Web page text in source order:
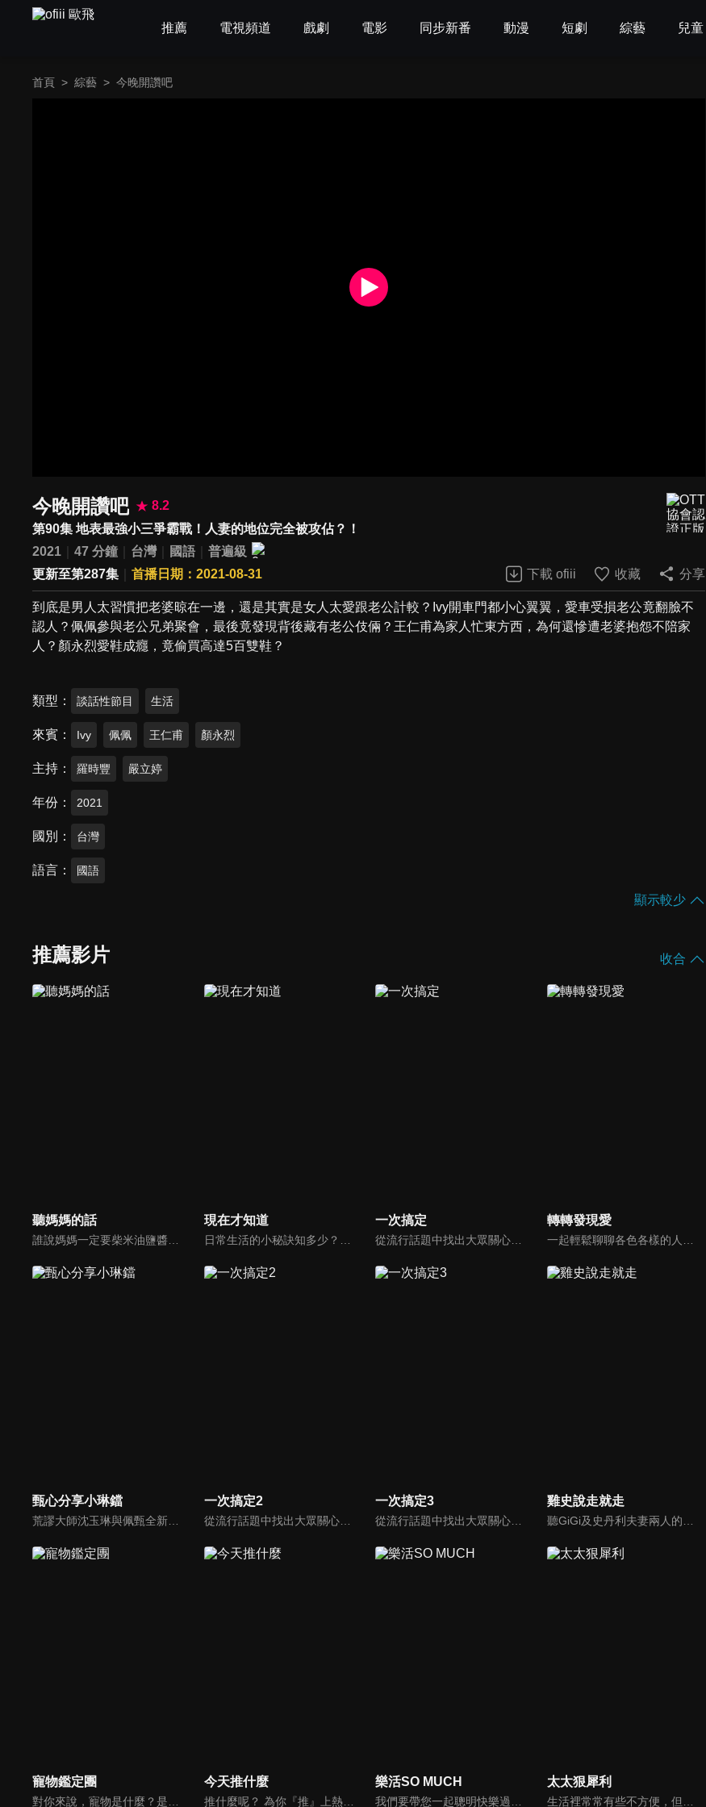
推薦 電視頻道 戲劇 電影 同步新番 動漫 短劇 綜藝 兒童
首頁 > 綜藝 > 今晚開讚吧
今晚開讚吧
8.2
第90集 地表最強小三爭霸戰！人妻的地位完全被攻佔？！
2021
47 分鐘 台灣 國語
普遍級
更新至第287集
首播日期：2021-08-31 下載 ofiii 收藏 分享
到底是男人太習慣把老婆晾在一邊，還是其實是女人太愛跟老公計較？Ivy開車門都小心翼翼，愛車受損老公竟翻臉不
認人？佩佩參與老公兄弟聚會，最後竟發現背後藏有老公伎倆？王仁甫為家人忙東方西，為何還慘遭老婆抱怨不陪家
人？顏永烈愛鞋成癮，竟偷買高達5百雙鞋？
類型 談話性節目 生活
來賓 Ivy 佩佩 王仁甫 顏永烈
主持 羅時豐 嚴立婷
年份 2021
國別 台灣
語言 國語
顯示較少
推薦影片 收合
聽媽媽的話 現在才知道 一次搞定 轉轉發現愛
甄心分享小琳鐺 一次搞定2
從流行話題中找出大眾關心的、正在煩惱的問題，由台灣好媳婦佩甄與日本型男風田親身實驗，替觀眾解決生活的大小事，傳授生活密技讓你「一次搞定」！
一次搞定3 雞史說走就走
寵物鑑定團
對你來說，寵物是什麼？是一個在你寂寞時靜靜守候著的朋友？還是處處依賴你生活的牽絆呢？我想大多數人的答案應該選擇以上皆是吧。在節目中告訴觀眾們如何飼養家裡寵物，並捕捉飼養過程中的趣味花絮，藉由主持人與來賓的生動談話中，讓觀眾了解人類飼養寵物的歷史，寵物會有哪些習性以及需要等問題。
今天推什麼
推什麼呢？ 為你『推』上熱騰騰第一手消息！時下最新、最夯！吃喝玩樂食衣住行藝文活動，哪邊流行哪邊去！好物推薦真心不騙！跟著《今天推什麼》走在潮流最前線！
樂活SO MUCH
我們要帶您一起聰明快樂過生活！由聰明生活家張雅芳主持的健康休閒資訊類節目，主題式介紹探討各種飲食、保健、醫學、休閒、民生、環保等，各種國人關心的樂活新訊，讓觀眾朋友一同感受快樂、用心過生活，其實就是那麼的簡單。
太太狠犀利
生活裡常常有些不方便，但其實只要有一些小創意，就會讓生活變得更有趣，就讓美食達人焦志方與生活玩家巴鈺帶領專家們，告訴大家最即時、最便利、最實用的解決之道！